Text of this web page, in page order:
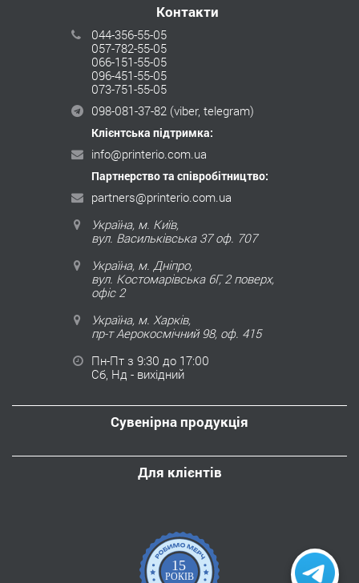
Контакти
044-356-55-05
057-782-55-05
066-151-55-05
096-451-55-05
073-751-55-05
098-081-37-82 (viber, telegram)
Клієнтська підтримка:
info@printerio.com.ua
Партнерство та співробітництво:
partners@printerio.com.ua
Україна, м. Київ,
вул. Васильківська 37 оф. 707
Україна, м. Дніпро,
вул. Костомарівська 6Г, 2 поверх,
офіс 2
Україна, м. Харків,
пр-т Аерокосмічний 98, оф. 415
Пн-Пт з 9:30 до 17:00
Сб, Нд - вихідний
Сувенірна продукція
Для клієнтів
15
РОКІВ